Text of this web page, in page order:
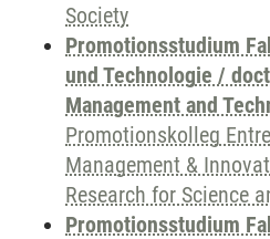
Society
Promotionsstudium
und Technologie /
Management and
Promotionskolleg
Management &
Research for Science
Promotionsstudium